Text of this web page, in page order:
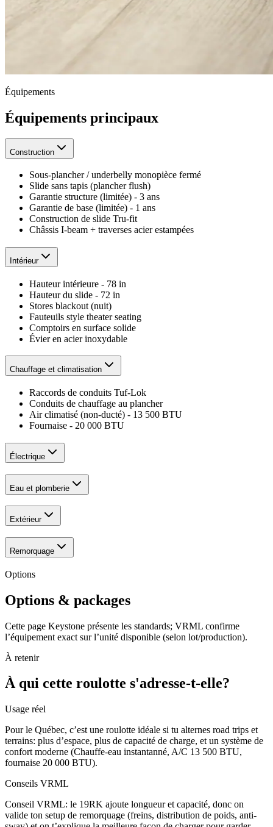
Équipements
Équipements principaux
Construction
Sous-plancher / underbelly monopièce fermé
Slide sans tapis (plancher flush)
Garantie structure (limitée) - 3 ans
Garantie de base (limitée) - 1 ans
Construction de slide Tru-fit
Châssis I-beam + traverses acier estampées
Intérieur
Hauteur intérieure - 78 in
Hauteur du slide - 72 in
Stores blackout (nuit)
Fauteuils style theater seating
Comptoirs en surface solide
Évier en acier inoxydable
Chauffage et climatisation
Raccords de conduits Tuf-Lok
Conduits de chauffage au plancher
Air climatisé (non-ducté) - 13 500 BTU
Fournaise - 20 000 BTU
Électrique
Eau et plomberie
Extérieur
Remorquage
Options
Options & packages
Cette page Keystone présente les standards; VRML confirme
l’équipement exact sur l’unité disponible (selon lot/production).
À retenir
À qui cette roulotte s'adresse-t-elle?
Usage réel
Pour le Québec, c’est une roulotte idéale si tu alternes road trips et
terrains: plus d’espace, plus de capacité de charge, et un système de
confort moderne (Chauffe-eau instantanné, A/C 13 500 BTU,
fournaise 20 000 BTU).
Conseils VRML
Conseil VRML: le 19RK ajoute longueur et capacité, donc on
valide ton setup de remorquage (freins, distribution de poids, anti-